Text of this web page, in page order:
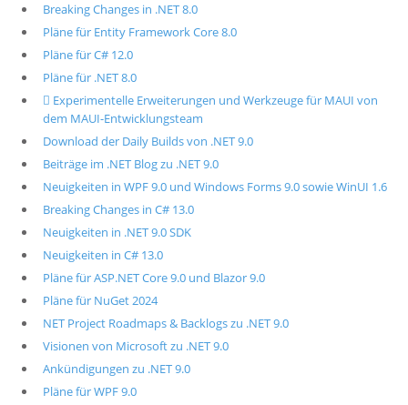
Breaking Changes in .NET 8.0
Pläne für Entity Framework Core 8.0
Pläne für C# 12.0
Pläne für .NET 8.0
 Experimentelle Erweiterungen und Werkzeuge für MAUI von
dem MAUI-Entwicklungsteam
Download der Daily Builds von .NET 9.0
Beiträge im .NET Blog zu .NET 9.0
Neuigkeiten in WPF 9.0 und Windows Forms 9.0 sowie WinUI 1.6
Breaking Changes in C# 13.0
Neuigkeiten in .NET 9.0 SDK
Neuigkeiten in C# 13.0
Pläne für ASP.NET Core 9.0 und Blazor 9.0
Pläne für NuGet 2024
NET Project Roadmaps & Backlogs zu .NET 9.0
Visionen von Microsoft zu .NET 9.0
Ankündigungen zu .NET 9.0
Pläne für WPF 9.0